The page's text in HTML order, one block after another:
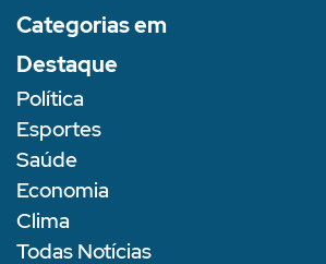
Categorias em
Destaque
Política
Esportes
Saúde
Economia
Clima
Todas Notícias